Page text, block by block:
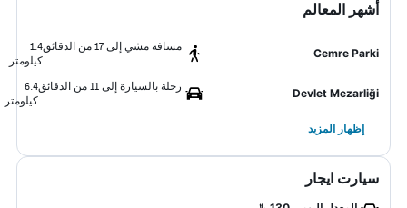
أشهر المعالم
Cemre Parki
مسافة مشي إلى 17 من الدقائق
1.4
كيلومتر
Devlet Mezarliği
رحلة بالسيارة إلى 11 من الدقائق
6.4
كيلومتر
إظهار المزيد
سيارت ايجار